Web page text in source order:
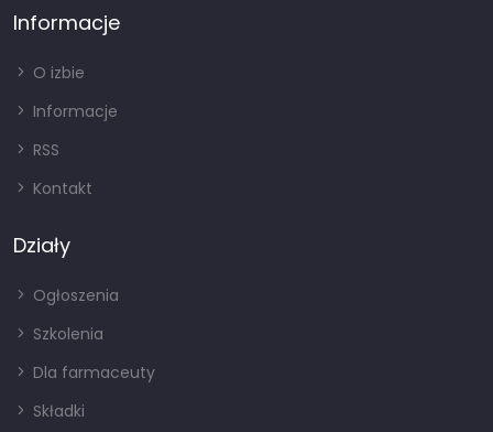
Informacje
O izbie
Informacje
RSS
Kontakt
Działy
Ogłoszenia
Szkolenia
Dla farmaceuty
Składki